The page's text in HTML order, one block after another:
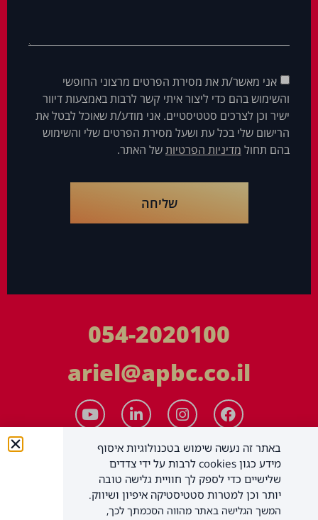
אני מאשר/ת את מסירת הפרטים מרצוני החופשי
והשימוש בהם כדי ליצור איתי קשר לרבות באמצעות דיוור
ישיר וכן לצרכים סטטיסטיים. אני מודע/ת שאוכל לבטל את
הרישום שלי בכל עת ושעל מסירת הפרטים שלי והשימוש
בהם תחול מדיניות הפרטיותשל האתר.
שליחה
054-2020100
ariel@apbc.co.il
באתר זה נעשה שימוש בטכנולוגיות איסוף
מידע כגון cookies לרבות על ידי צדדים
שלישיים כדי לספק לך חוויית גלישה טובה
יותר וכן למטרות סטטיסטיקה איפיון ושיווק.
המשך הגלישה באתר מהווה הסכמתך לכך,